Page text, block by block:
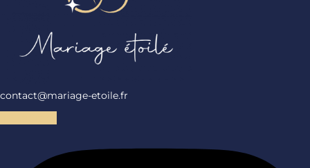
contact@mariage-etoile.fr